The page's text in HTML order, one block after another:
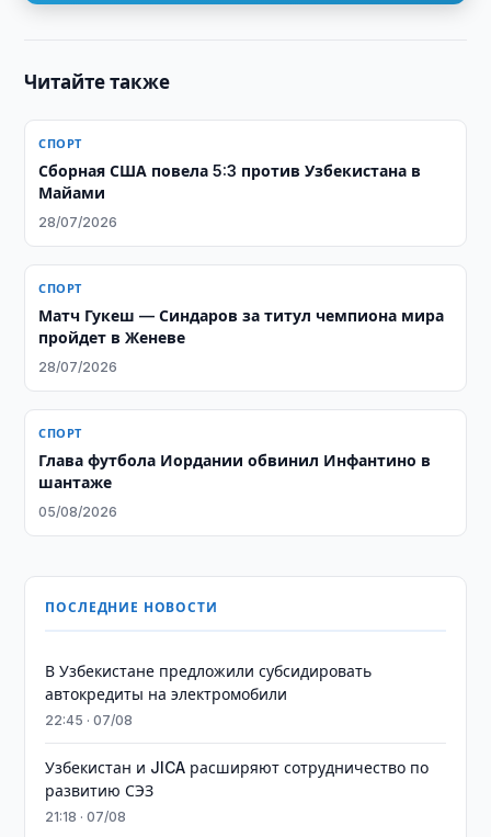
Читайте также
СПОРТ
Сборная США повела 5:3 против Узбекистана в
Майами
28/07/2026
СПОРТ
Матч Гукеш — Синдаров за титул чемпиона мира
пройдет в Женеве
28/07/2026
СПОРТ
Глава футбола Иордании обвинил Инфантино в
шантаже
05/08/2026
ПОСЛЕДНИЕ НОВОСТИ
В Узбекистане предложили субсидировать
автокредиты на электромобили
22:45 · 07/08
Узбекистан и JICA расширяют сотрудничество по
развитию СЭЗ
21:18 · 07/08